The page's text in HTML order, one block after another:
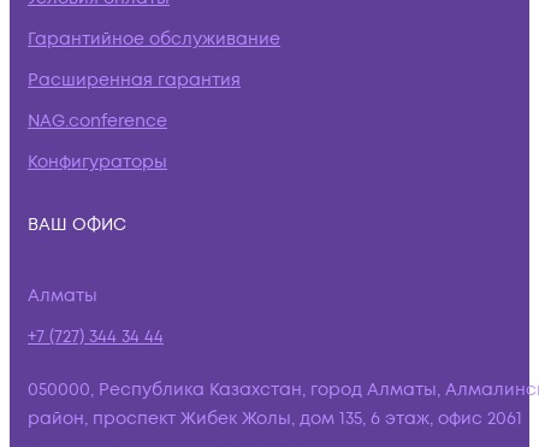
Гарантийное обслуживание
Расширенная гарантия
NAG.conference
Конфигураторы
ВАШ ОФИС
Алматы
+7 (727) 344 34 44
050000, Республика Казахстан, город Алматы,
район, проспект Жибек Жолы, дом 135, 6 этаж, офис 2061